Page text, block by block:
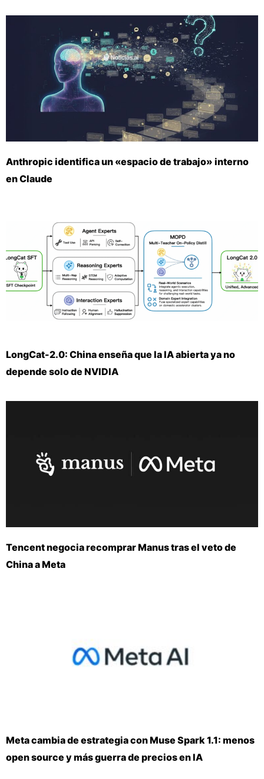
Anthropic identifica un «espacio de trabajo» interno
en Claude
LongCat-2.0: China enseña que la IA abierta ya no
depende solo de NVIDIA
Tencent negocia recomprar Manus tras el veto de
China a Meta
Meta cambia de estrategia con Muse Spark 1.1: menos
open source y más guerra de precios en IA